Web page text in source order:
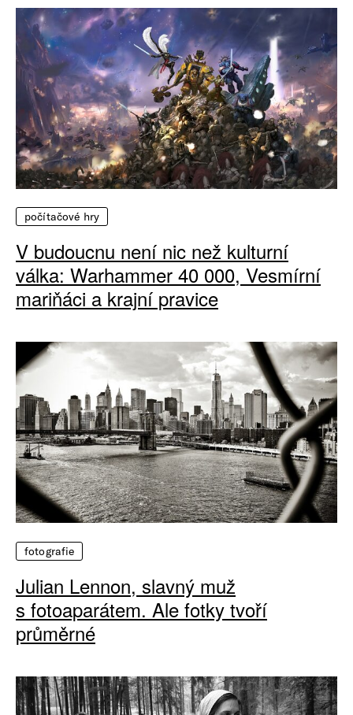
počítačové hry
V budoucnu není nic než kulturní
válka: Warhammer 40 000, Vesmírní
mariňáci a krajní pravice
fotografie
Julian Lennon, slavný muž
s fotoaparátem. Ale fotky tvoří
průměrné